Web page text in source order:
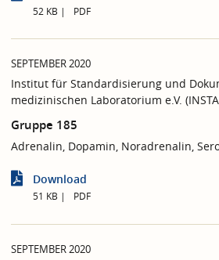
52 KB PDF
SEPTEMBER 2020
Institut für Standardisierung und
medizinischen Laboratorium e.V.
Gruppe 185
Adrenalin, Dopamin, Noradrenalin,
Download
51 KB PDF
SEPTEMBER 2020